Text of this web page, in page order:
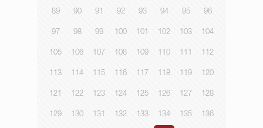
89 90 91 92 93 94 95 96
97 98 99 100 101 102 103 104
105 106 107 108 109 110 111 112
113 114 115 116 117 118 119 120
121 122 123 124 125 126 127 128
129 130 131 132 133 134 135 136